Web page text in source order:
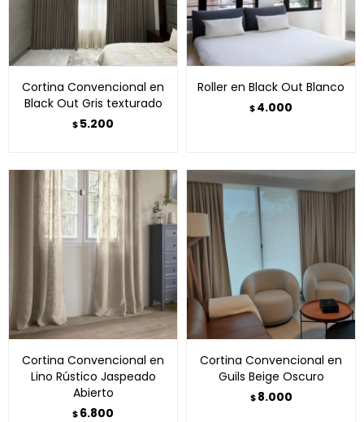
Cortina Convencional en
Black Out Gris texturado
$5.200
Roller en Black Out Blanco
$4.000
Cortina Convencional en
Lino Rústico Jaspeado
Abierto
$6.800
Cortina Convencional en
Guils Beige Oscuro
$ 8.000